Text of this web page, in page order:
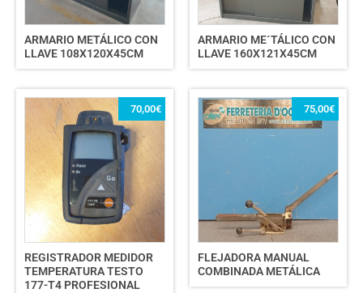
ARMARIO METÁLICO CON
LLAVE 108X120X45CM
ARMARIO ME´TÁLICO CON
LLAVE 160X121X45CM
REGISTRADOR MEDIDOR
TEMPERATURA TESTO
177-T4 PROFESIONAL
70,00€
FLEJADORA MANUAL
COMBINADA METÁLICA
75,00€